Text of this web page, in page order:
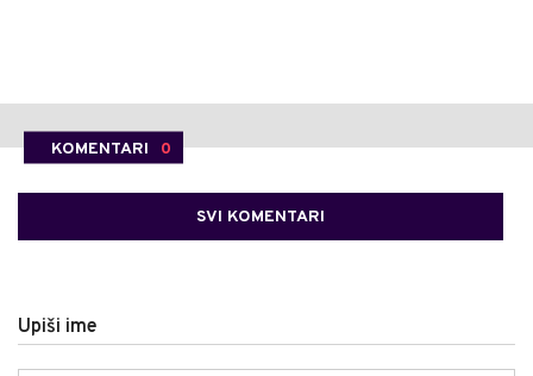
KOMENTARI 0
SVI KOMENTARI
Upiši ime